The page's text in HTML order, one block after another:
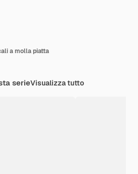
a molla piatta
serieVisualizza tutto